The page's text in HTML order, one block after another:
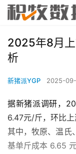
2025年8月
析
新猪派YGP 2025-
据新猪派调研，
6.47元/斤，环比上
其中，牧原、温氏
基单斤成本 6.65